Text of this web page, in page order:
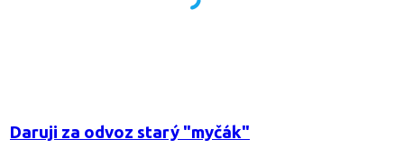
Daruji za odvoz starý "myčák"